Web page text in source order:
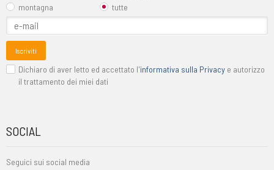
montagna
tutte
Iscriviti
Dichiaro di aver letto ed accettato l'informativa sulla Privacy e autorizzo
il trattamento dei miei dati
SOCIAL
Seguici sui social media